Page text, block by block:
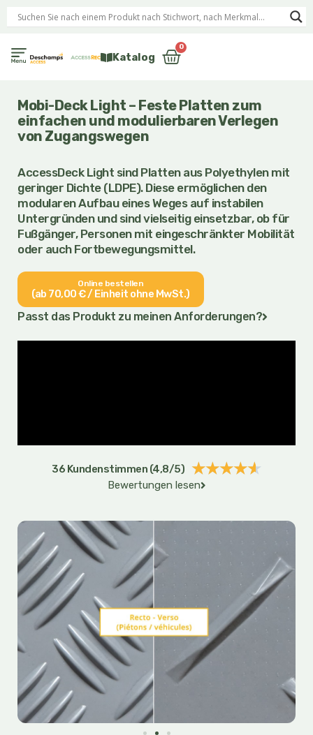
Inhalt
springen
Katalog
0
Warenkorb
Mobi-Deck Light – Feste Platten zum
einfachen und modulierbaren Verlegen
von Zugangswegen
AccessDeck Light sind Platten aus Polyethylen mit
geringer Dichte (LDPE). Diese ermöglichen den
modularen Aufbau eines Weges auf instabilen
Untergründen und sind vielseitig einsetzbar, ob für
Fußgänger, Personen mit eingeschränkter Mobilität
oder auch Fortbewegungsmittel.
Online bestellen
(ab 70,00 € / Einheit ohne MwSt.)
Passt das Produkt zu meinen Anforderungen?
36 Kundenstimmen (4,8/5) ★★★★★
von
Bewertungen lesen